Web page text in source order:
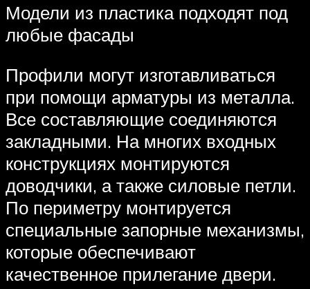
Модели из пластика подходят под
любые фасады
Профили могут изготавливаться
при помощи арматуры из металла.
Все составляющие соединяются
закладными. На многих входных
конструкциях монтируются
доводчики, а также силовые петли.
По периметру монтируется
специальные запорные механизмы,
которые обеспечивают
качественное прилегание двери.